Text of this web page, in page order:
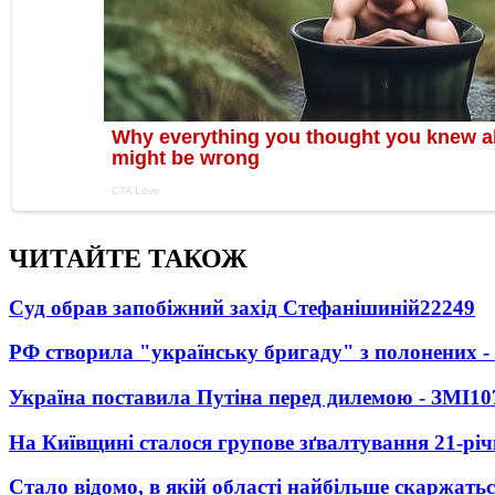
ЧИТАЙТЕ ТАКОЖ
Суд обрав запобіжний захід Стефанішиній22249
РФ створила "українську бригаду" з полонених
Україна поставила Путіна перед дилемою - ЗМІ
На Київщині сталося групове зґвалтування 21-
Стало відомо, в якій області найбільше